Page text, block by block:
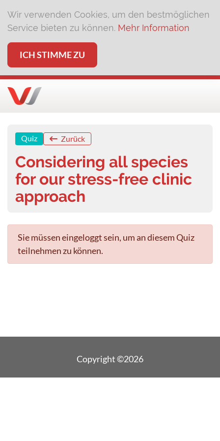
Wir verwenden Cookies, um den bestmöglichen
Service bieten zu können. Mehr Information
ICH STIMME ZU
Quiz Zurück
Considering all species
for our stress-free clinic
approach
Sie müssen eingeloggt sein, um an diesem Quiz
teilnehmen zu können.
Copyright ©2026